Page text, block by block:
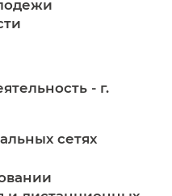
образования
молодежи